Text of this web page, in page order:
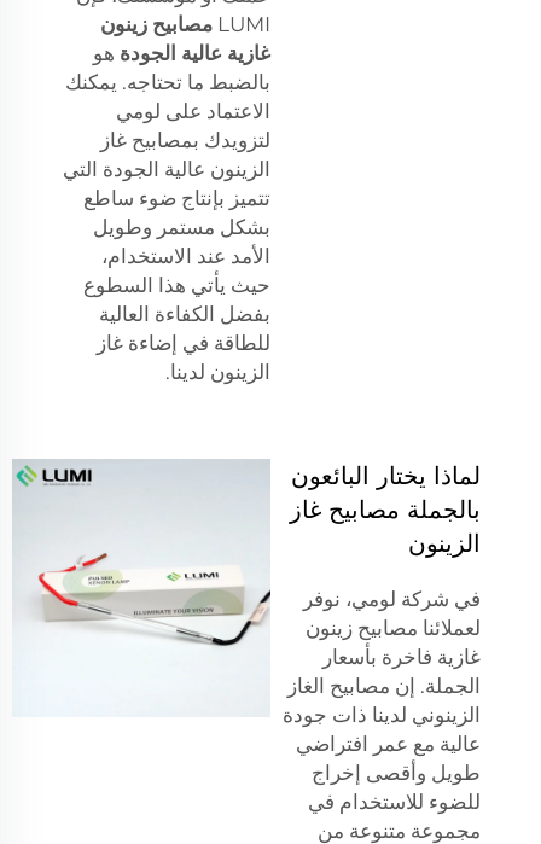
LUMI مصابيح زينون
غازية عالية الجودة هو
بالضبط ما تحتاجه. يمكنك
الاعتماد على لومي
لتزويدك بمصابيح غاز
الزينون عالية الجودة التي
تتميز بإنتاج ضوء ساطع
بشكل مستمر وطويل
الأمد عند الاستخدام،
حيث يأتي هذا السطوع
بفضل الكفاءة العالية
للطاقة في إضاءة غاز
الزينون لدينا.
لماذا يختار البائعون
بالجملة مصابيح غاز
الزينون
في شركة لومي، نوفر
لعملائنا مصابيح زينون
غازية فاخرة بأسعار
الجملة. إن مصابيح الغاز
الزينوني لدينا ذات جودة
عالية مع عمر افتراضي
طويل وأقصى إخراج
للضوء للاستخدام في
مجموعة متنوعة من